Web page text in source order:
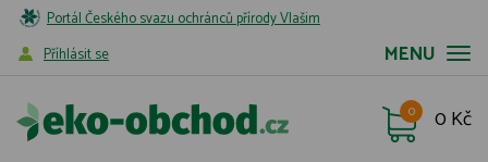
Portál Českého svazu ochránců přírody Vlašim
MENU
Příhlásit se
0 Kč
0